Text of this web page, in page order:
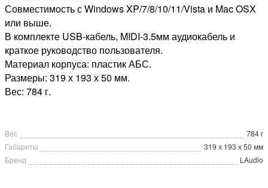
Совместимость с Windows XP/7/8/10/11/Vista и Mac OSX
или выше.
В комплекте USB-кабель, MIDI-3.5мм аудиокабель и
краткое руководство пользователя.
Материал корпуса: пластик АБС.
Размеры: 319 х 193 х 50 мм.
Вес: 784 г.
Вес
784 г
Габариты
319 х 193 х 50 мм
Бренд
LAudio